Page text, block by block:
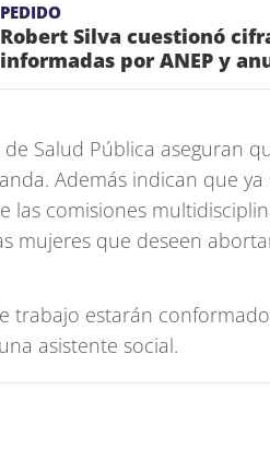
PEDIDO
Robert Silva cuestionó
informadas por ANEP y
Salud Pública aseguran
Además indican que
las comisiones
mujeres que deseen
trabajo estarán
asistente social.